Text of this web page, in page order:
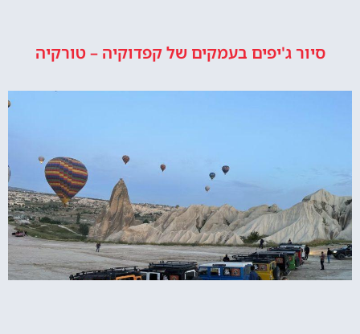
סיור ג'יפים בעמקים של קפדוקיה – טורקיה